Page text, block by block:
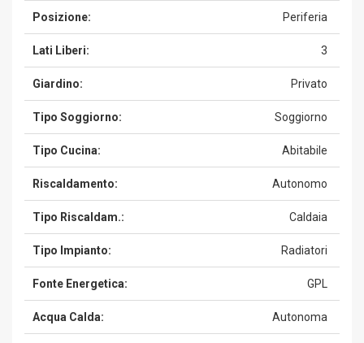
Posizione: Periferia
Lati Liberi: 3
Giardino: Privato
Tipo Soggiorno: Soggiorno
Tipo Cucina: Abitabile
Riscaldamento: Autonomo
Tipo Riscaldam.: Caldaia
Tipo Impianto: Radiatori
Fonte Energetica: GPL
Acqua Calda: Autonoma